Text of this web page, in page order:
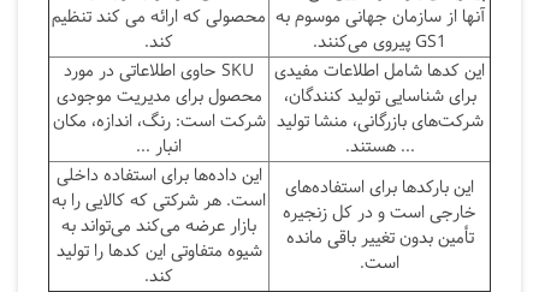
آنها از سازمان جهانی موسوم به
GS1 پیروی می‌کنند.
محصولی که ارائه می کند تنظیم
کند.
این کدها شامل اطلاعات مفیدی
برای شناسایی تولید کنندگان،
شرکت‌های بازرگانی‌، منشا تولید
... هستند.
SKU حاوی اطلاعاتی در مورد
محصول برای مدیریت موجودی
شرکت است: رنگ، اندازه، مکان
انبار ...
این بارکدها برای استفاده‌های
خارجی است و در کل زنجیره
تأمین بدون تغییر باقی مانده
است.
این داده‌ها برای استفاده داخلی
است. هر شرکتی که کالایی را به
بازار عرضه می‌کند می‌تواند به
شیوه متفاوتی این کدها را تولید
کند.